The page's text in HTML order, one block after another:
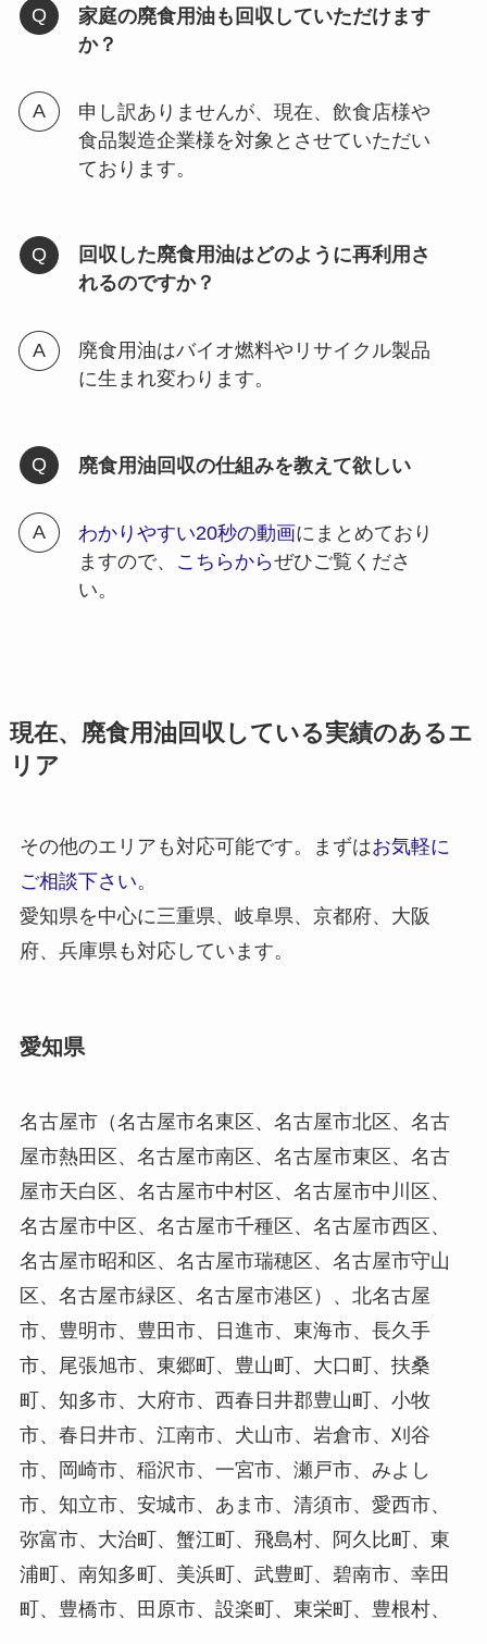
家庭の廃食用油も回収していただけます
か？
申し訳ありませんが、現在、飲食店様や
食品製造企業様を対象とさせていただい
ております。
回収した廃食用油はどのように再利用さ
れるのですか？
廃食用油はバイオ燃料やリサイクル製品
に生まれ変わります。
廃食用油回収の仕組みを教えて欲しい
わかりやすい20秒の動画にまとめており
ますので、
こちらからぜひご覧くださ
い。
現在、廃食用油回収している実績のあるエ
リア
その他のエリアも対応可能です。まずはお気軽に
ご相談下さい。
愛知県を中心に三重県、岐阜県、京都府、大阪
府、兵庫県も対応しています。
愛知県
名古屋市（名古屋市名東区、名古屋市北区、名古
屋市熱田区、名古屋市南区、名古屋市東区、名古
屋市天白区、名古屋市中村区、名古屋市中川区、
名古屋市中区、名古屋市千種区、名古屋市西区、
名古屋市昭和区、名古屋市瑞穂区、名古屋市守山
区、名古屋市緑区、名古屋市港区）、北名古屋
市、豊明市、豊田市、日進市、東海市、長久手
市、尾張旭市、東郷町、豊山町、大口町、扶桑
町、知多市、大府市、西春日井郡豊山町、小牧
市、春日井市、江南市、犬山市、岩倉市、刈谷
市、岡崎市、稲沢市、一宮市、瀬戸市、みよし
市、知立市、安城市、あま市、清須市、愛西市、
弥富市、大治町、蟹江町、飛島村、阿久比町、東
浦町、南知多町、美浜町、武豊町、碧南市、幸田
町、豊橋市、田原市、設楽町、東栄町、豊根村、